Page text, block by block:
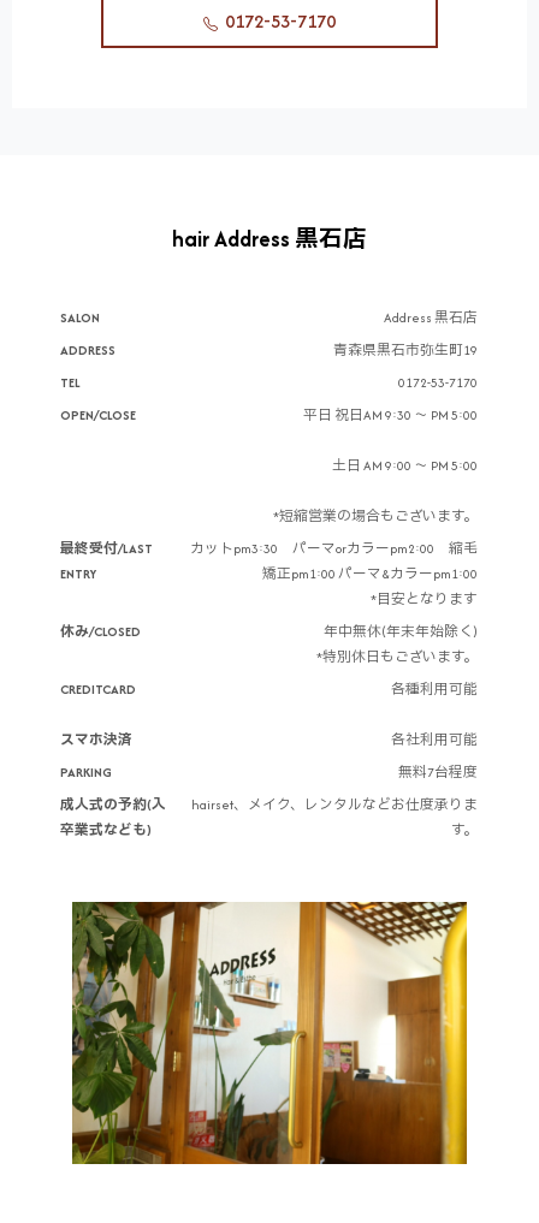
0172-53-7170
hair Address 黒石店
SALON
Address 黒石店
ADDRESS
青森県黒石市弥生町19
TEL
0172-53-7170
OPEN/CLOSE
平日 祝日AM 9:30 ～ PM 5:00
土日 AM 9:00 ～ PM 5:00
*短縮営業の場合もございます。
最終受付/LAST
ENTRY
カットpm3:30 パーマorカラーpm2:00 縮毛
矯正pm1:00 パーマ&カラーpm1:00
*目安となります
休み/CLOSED
年中無休(年末年始除く)
*特別休日もございます。
CREDITCARD
スマホ決済
各種利用可能
各社利用可能
PARKING
無料7台程度
成人式の予約(入
卒業式なども)
hairset、メイク、レンタルなどお仕度承りま
す。